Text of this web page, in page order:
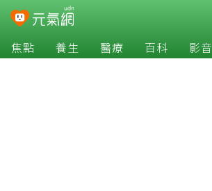
焦點 養生 醫療 百科 影音